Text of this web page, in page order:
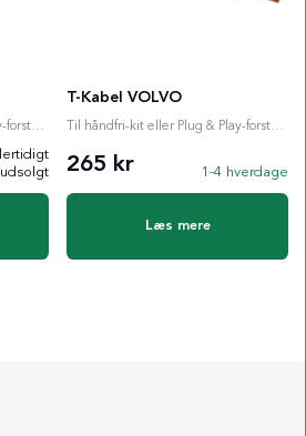
Til håndfri-kit eller Plug & Play-forstærker
udsolgt
T-Kabel VOLVO
Til håndfri-kit eller Plug & Play-forstærker
265 kr 1-4 hverdage
Læs mere